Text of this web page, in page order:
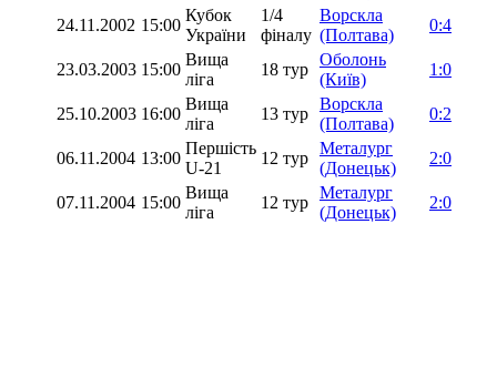
24.11.2002 15:00
Кубок
України
1/4
фіналу
Ворскла
(Полтава)
0:4
23.03.2003 15:00
Вища
ліга
18 тур
Оболонь
(Київ)
1:0
25.10.2003 16:00
Вища
ліга
13 тур
Ворскла
(Полтава)
0:2
06.11.2004 13:00
Першість
U-21
12 тур
Металург
(Донецьк)
2:0
07.11.2004 15:00
Вища
ліга
12 тур
Металург
(Донецьк)
2:0